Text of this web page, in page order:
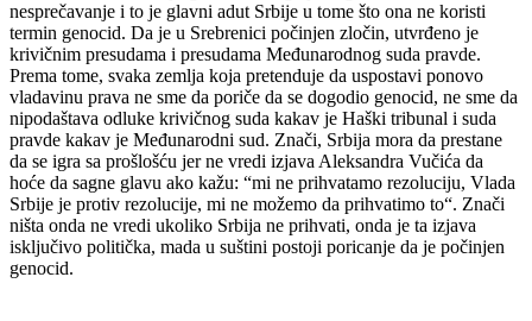
nesprečavanje i to je glavni adut Srbije u tome što ona ne koristi
termin genocid. Da je u Srebrenici počinjen zločin, utvrđeno je
krivičnim presudama i presudama Međunarodnog suda pravde.
Prema tome, svaka zemlja koja pretenduje da uspostavi ponovo
vladavinu prava ne sme da poriče da se dogodio genocid, ne sme da
nipodaštava odluke krivičnog suda kakav je Haški tribunal i suda
pravde kakav je Međunarodni sud. Znači, Srbija mora da prestane
da se igra sa prošlošću jer ne vredi izjava Aleksandra Vučića da
hoće da sagne glavu ako kažu: “mi ne prihvatamo rezoluciju, Vlada
Srbije je protiv rezolucije, mi ne možemo da prihvatimo to“. Znači
ništa onda ne vredi ukoliko Srbija ne prihvati, onda je ta izjava
isključivo politička, mada u suštini postoji poricanje da je počinjen
genocid.